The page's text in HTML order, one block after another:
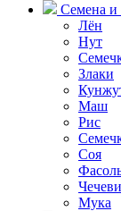
Семена и
Лён
Нут
Злаки
Маш
Рис
Соя
Мука